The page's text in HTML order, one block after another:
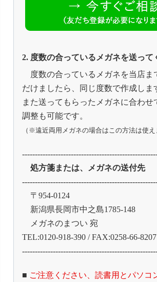
2. 度数の合っているメガネを送って
度数の合っているメガネを当店ま
だけましたら、同じ度数で作成しま
また送ってもらったメガネに合わせ
調整も可能です。
（※遠近両用メガネの場合はこの方法は使え
処方箋または、メガネの送付先
〒954-0124
新潟県長岡市中之島1785-148
メガネのまつい 宛
TEL:0120-918-390 / FAX:0258-66-8207
■ ご注意ください、読書用とパソコ